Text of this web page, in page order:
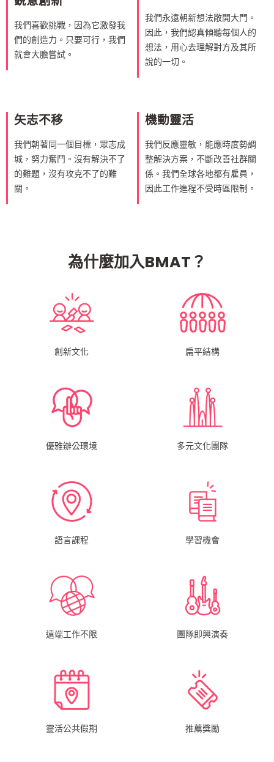
我們喜歡挑戰，因為它激發我
們的創造力。只要可行，我們
就會大膽嘗試。
我們永遠朝新想法敞開大門。
因此，我們認真傾聽每個人的
想法，用心去理解對方及其所
說的一切。
矢志不移
我們朝著同一個目標，眾志成
城，努力奮鬥。沒有解決不了
的難題，沒有攻克不了的難
關。
機動靈活
我們反應靈敏，能應時度勢調
整解決方案，不斷改善社群關
係。我們全球各地都有雇員，
因此工作進程不受時區限制。
為什麼加入BMAT？
創新文化 扁平結構
優雅辦公環境 多元文化團隊
語言課程 學習機會
遠端工作不限 團隊即興演奏
靈活公共假期 推薦獎勵